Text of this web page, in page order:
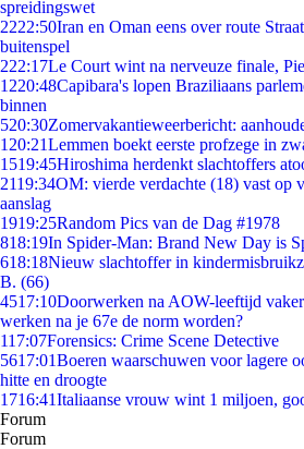
spreidingswet
2222:50Iran en Oman eens over route
buitenspel
222:17Le Court wint na nerveuze finale,
1220:48Capibara's lopen Braziliaans
binnen
520:30Zomervakantieweerbericht:
1 20:21Lemmen boekt eerste profzege in
1519:45Hiroshima herdenkt slachtoffers
2119:34OM: vierde verdachte (18) vast op
aanslag
1919:25Random Pics van de Dag #1978
818:19In Spider-Man: Brand New Day is
618:18Nieuw slachtoffer in
B. (66)
4517:10Doorwerken na AOW-leeftijd
werken na je 67e de norm worden?
117:07Forensics: Crime Scene Detective
5617:01Boeren waarschuwen voor lagere
hitte en droogte
1716:41Italiaanse vrouw wint 1 miljoen,
Forum
Forum